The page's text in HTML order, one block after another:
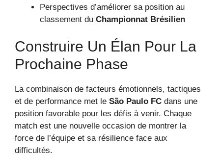
Perspectives d’améliorer sa position au
classement du Championnat Brésilien
Construire Un Élan Pour La
Prochaine Phase
La combinaison de facteurs émotionnels, tactiques
et de performance met le São Paulo FC dans une
position favorable pour les défis à venir. Chaque
match est une nouvelle occasion de montrer la
force de l’équipe et sa résilience face aux
difficultés.